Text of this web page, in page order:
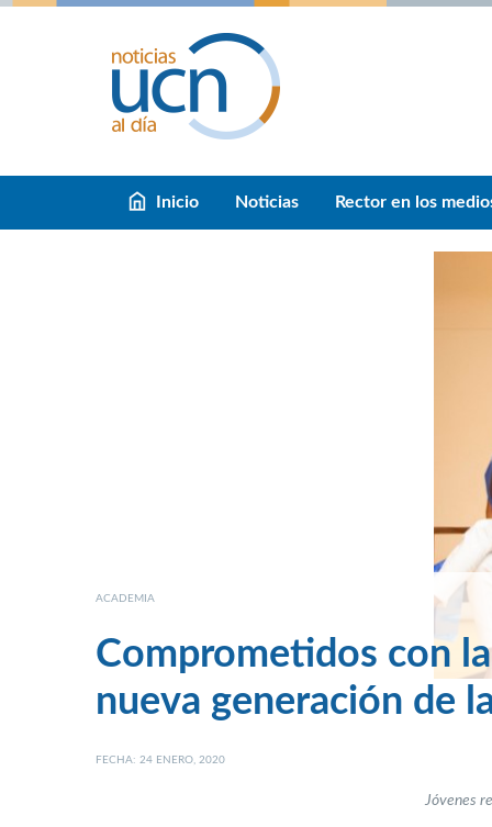
Inicio Noticias Rector en los
ACADEMIA
Comprometidos con
nueva generación de
FECHA: 24 ENERO, 2020
Jóvenes